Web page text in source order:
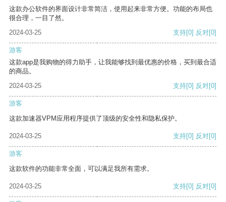
这款办公软件的界面设计非常简洁，使用起来非常方便。功能的布局也
很合理，一目了然。
2024-03-25
支持[0] 反对[0]
游客
这款app是我购物的得力助手，让我能够找到最优惠的价格，买到最合适
的商品。
2024-03-25
支持[0] 反对[0]
游客
这款加速器VPM应用程序提供了顶级的安全性和隐私保护。
2024-03-25 支持[0] 反对[0]
游客
这款软件的功能非常全面，可以满足我所有需求。
2024-03-25 支持[0] 反对[0]